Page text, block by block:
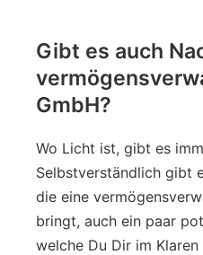
Gibt es auch
GmbH?
Wo Licht ist, gibt es
Selbstverständlich gibt
die eine
bringt, auch ein paar
welche Du Dir im